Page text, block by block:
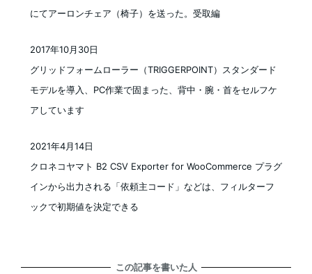
にてアーロンチェア（椅子）を送った。受取編
グリッドフォームローラー（TRIGGERPOINT）スタンダード
モデルを導入、PC作業で固まった、背中・腕・首をセルフケ
アしています
2017年10月30日
クロネコヤマト B2 CSV Exporter for WooCommerce プラグ
インから出力される「依頼主コード」などは、フィルターフ
ックで初期値を決定できる
2021年4月14日
この記事を書いた人